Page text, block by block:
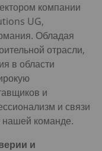
компании
UG,
Обладая
отрасли,
в области
и
и связи
команде.
и